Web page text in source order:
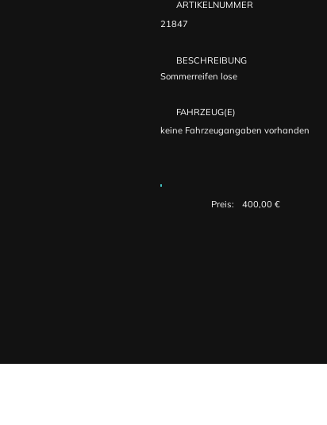
ARTIKELNUMMER
21847
BESCHREIBUNG
Sommerreifen lose
FAHRZEUG(E)
keine Fahrzeugangaben vorhanden
400,00 €
Preis: